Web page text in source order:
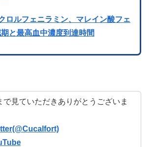
ロルフェニラミン、マレイン酸フェ
と最高血中濃度到達時間
で見ていただきありがとうございま